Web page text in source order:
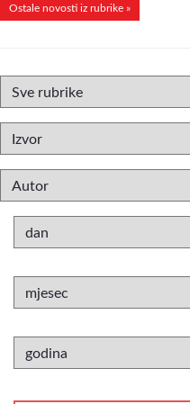
Ostale novosti iz rubrike »